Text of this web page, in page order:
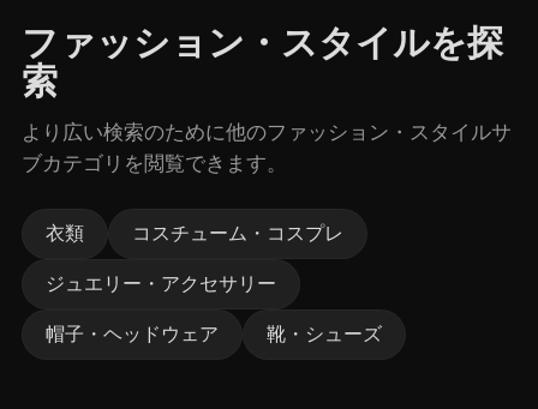
ファッション・スタイルを探
索
より広い検索のために他のファッション・スタイルサ
ブカテゴリを閲覧できます。
衣類 コスチューム・コスプレ
ジュエリー・アクセサリー
帽子・ヘッドウェア 靴・シューズ